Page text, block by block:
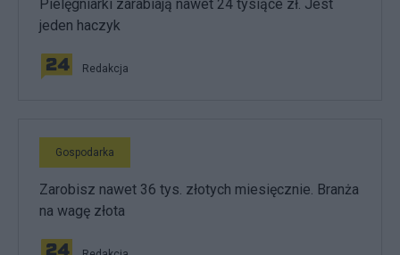
Pielęgniarki zarabiają nawet 24 tysiące zł. Jest
jeden haczyk
Redakcja
Gospodarka
Zarobisz nawet 36 tys. złotych miesięcznie. Branża
na wagę złota